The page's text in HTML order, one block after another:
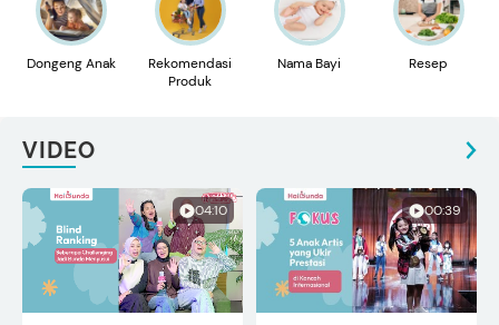
Dongeng Anak
Rekomendasi
Produk
Nama Bayi Resep
VIDEO
04:10 00:39